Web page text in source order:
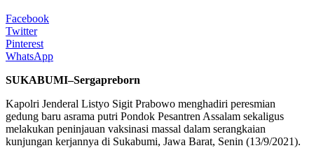
Facebook
Twitter
Pinterest
WhatsApp
SUKABUMI–Sergapreborn
Kapolri Jenderal Listyo Sigit Prabowo menghadiri peresmian
gedung baru asrama putri Pondok Pesantren Assalam sekaligus
melakukan peninjauan vaksinasi massal dalam serangkaian
kunjungan kerjannya di Sukabumi, Jawa Barat, Senin (13/9/2021).